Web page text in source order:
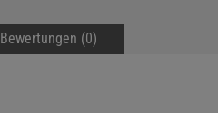
Bewertungen (0)